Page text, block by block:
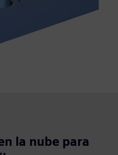
la nube para